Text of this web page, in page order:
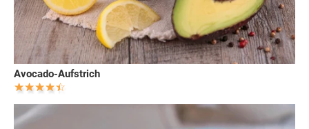
Avocado-Aufstrich